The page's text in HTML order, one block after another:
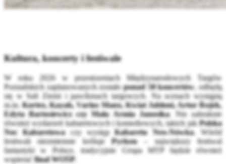
Kultura, koncerty i festiwale
W roku 2026 w przestrzeniach Międzynarodowych Targów
Poznańskich zaplanowanych zostałoponad 50 koncertów, odbędą
się w Sali Ziemi i pawilonach targowych. Na scenach wystąpią
m.in.Kortez, Kayah, Varius Manx, Kwiat Jabłoni, Artur Rojek,
Edyta Bartosiewicz czy Mała Armia Janosika. Nie zabraknie
również wydarzeń kabaretowych i komediowych, takich jakPolska
Noc Kabaretowaczy występKabaretu Neo-Nówka. Wśród
festiwali niezmiennie króluje Pyrkon– największy festiwal
fantastyki w Polsce, tradycyjnie Grupa MTP będzie również
wspieraćfinał WOŚP